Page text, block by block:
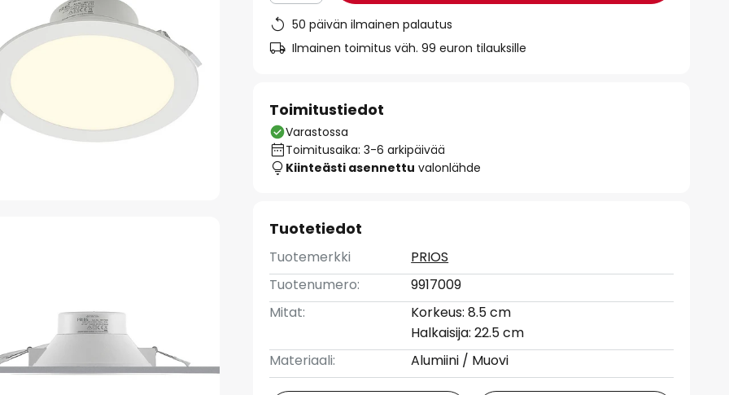
50 päivän ilmainen palautus
Ilmainen toimitus väh. 99 euron tilauksille
Toimitustiedot
Varastossa
Toimitusaika: 3-6 arkipäivää
Kiinteästi asennettu valonlähde
Tuotetiedot
Tuotemerkki
PRIOS
Tuotenumero:
9917009
Mitat:
Korkeus: 8.5 cm
Halkaisija: 22.5 cm
Materiaali:
Alumiini / Muovi